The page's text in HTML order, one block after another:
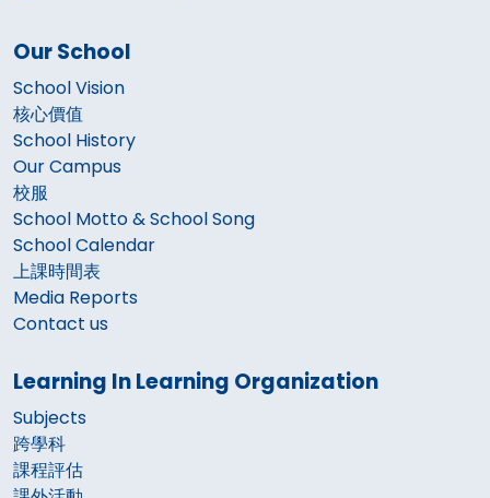
Our School
School Vision
核心價值
School History
Our Campus
校服
School Motto & School Song
School Calendar
上課時間表
Media Reports
Contact us
Learning In Learning Organization
Subjects
跨學科
課程評估